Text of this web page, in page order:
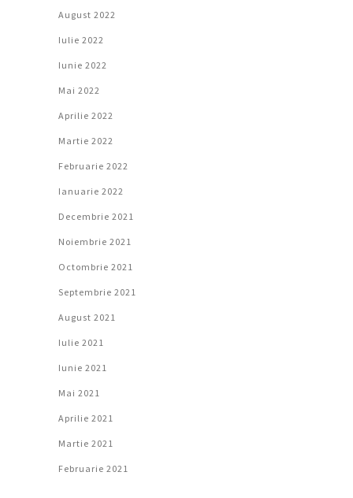
August 2022
Iulie 2022
Iunie 2022
Mai 2022
Aprilie 2022
Martie 2022
Februarie 2022
Ianuarie 2022
Decembrie 2021
Noiembrie 2021
Octombrie 2021
Septembrie 2021
August 2021
Iulie 2021
Iunie 2021
Mai 2021
Aprilie 2021
Martie 2021
Februarie 2021